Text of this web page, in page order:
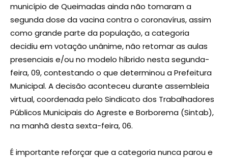
município de Queimadas ainda não tomaram a
segunda dose da vacina contra o coronavírus, assim
como grande parte da população, a categoria
decidiu em votação unânime, não retomar as aulas
presenciais e/ou no modelo híbrido nesta segunda-
feira, 09, contestando o que determinou a Prefeitura
Municipal. A decisão aconteceu durante assembleia
virtual, coordenada pelo Sindicato dos Trabalhadores
Públicos Municipais do Agreste e Borborema (Sintab),
na manhã desta sexta-feira, 06.
É importante reforçar que a categoria nunca parou e